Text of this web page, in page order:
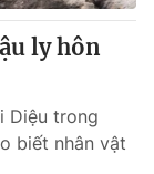
ly hôn
Diệu trong
biết nhân vật